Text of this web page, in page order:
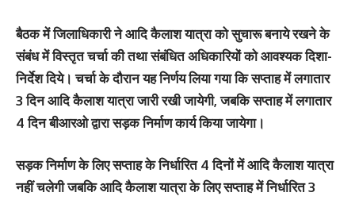
बैठक में जिलाधिकारी ने आदि कैलाश यात्रा को सुचारू बनाये रखने के
संबंध में विस्तृत चर्चा की तथा संबंधित अधिकारियों को आवश्यक दिशा-
निर्देश दिये। चर्चा के दौरान यह निर्णय लिया गया कि सप्ताह में लगातार
3 दिन आदि कैलाश यात्रा जारी रखी जायेगी, जबकि सप्ताह में लगातार
4 दिन बीआरओ द्वारा सड़क निर्माण कार्य किया जायेगा।
सड़क निर्माण के लिए सप्ताह के निर्धारित 4 दिनों में आदि कैलाश यात्रा
नहीं चलेगी जबकि आदि कैलाश यात्रा के लिए सप्ताह में निर्धारित 3